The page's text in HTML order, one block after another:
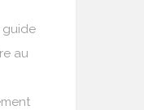
guide
au